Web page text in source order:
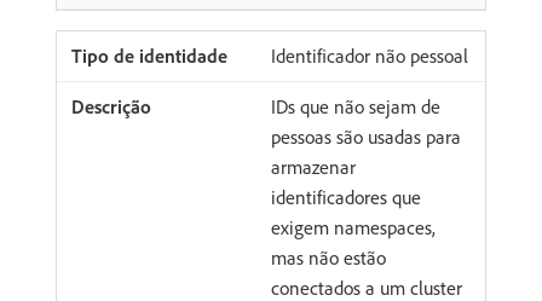
Identificador não pessoal
IDs que não sejam de
pessoas são usadas para
armazenar
identificadores que
exigem namespaces,
mas não estão
conectados a um cluster